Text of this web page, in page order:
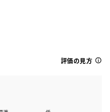
評価の見方